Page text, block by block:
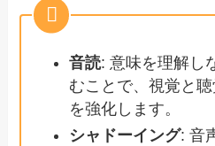
音読: 意味を理解し
むことで、視覚と
を強化します。
シャドーイング: 音